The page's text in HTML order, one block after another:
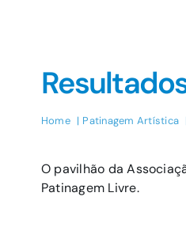
Home Patinagem Artística
O pavilhão da
Patinagem Livre.